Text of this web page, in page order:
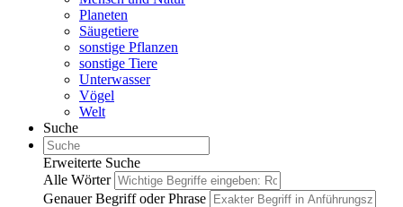
Planeten
Säugetiere
sonstige Pflanzen
sonstige Tiere
Unterwasser
Vögel
Welt
Suche
Erweiterte Suche
Alle Wörter
Genauer Begriff oder Phrase